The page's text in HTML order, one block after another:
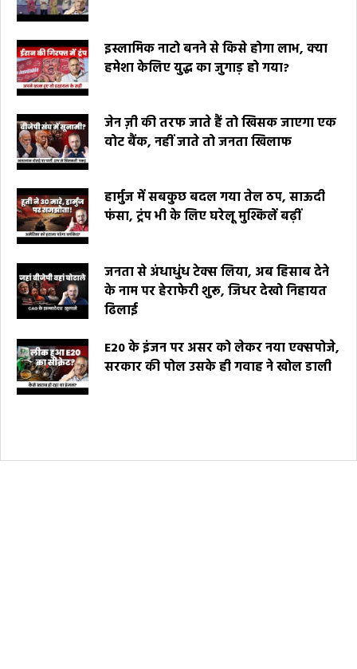
इस्लामिक नाटो बनने से किसे होगा लाभ, क्या
हमेशा केलिए युद्ध का जुगाड़ हो गया?
जेन ज़ी की तरफ जाते हैं तो खिसक जाएगा एक
वोट बैंक, नहीं जाते तो जनता खिलाफ
हार्मुज में सबकुछ बदल गया तेल ठप, साऊदी
फंसा, ट्रंप भी के लिए घरेलू मुश्किलें बढ़ीं
जनता से अंधाधुंध टेक्स लिया, अब हिसाब देने
के नाम पर हेराफेरी शुरू, जिधर देखो निहायत
ढिलाई
E20 के इंजन पर असर को लेकर नया एक्सपोजे,
सरकार की पोल उसके ही गवाह ने खोल डाली